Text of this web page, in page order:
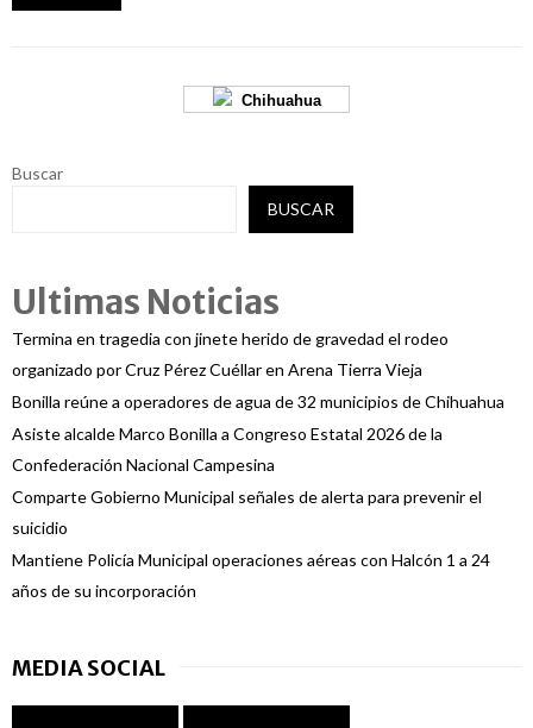
Chihuahua
Buscar
BUSCAR
Ultimas Noticias
Termina en tragedia con jinete herido de gravedad el rodeo
organizado por Cruz Pérez Cuéllar en Arena Tierra Vieja
Bonilla reúne a operadores de agua de 32 municipios de Chihuahua
Asiste alcalde Marco Bonilla a Congreso Estatal 2026 de la
Confederación Nacional Campesina
Comparte Gobierno Municipal señales de alerta para prevenir el
suicidio
Mantiene Policía Municipal operaciones aéreas con Halcón 1 a 24
años de su incorporación
MEDIA SOCIAL